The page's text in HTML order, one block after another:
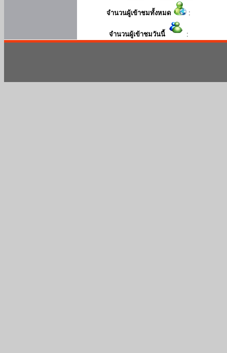
จำนวนผู้เข้าชมทั้งหมด :
จำนวนผู้เข้าชมวันนี้ :